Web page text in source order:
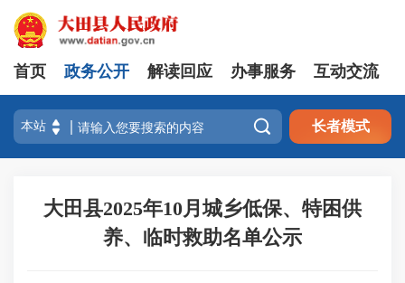
首页 政务公开 解读回应 办事服务 互动交流
 长者模式
大田县2025年10月城乡低保、特困供
养、临时救助名单公示